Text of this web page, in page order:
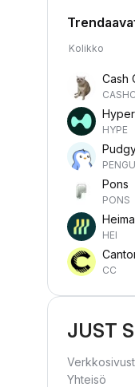
Kolikko
Cash
HYPE
PENGU
Pons
PONS
Heima
HEI
CC
JUST
Yhteisö